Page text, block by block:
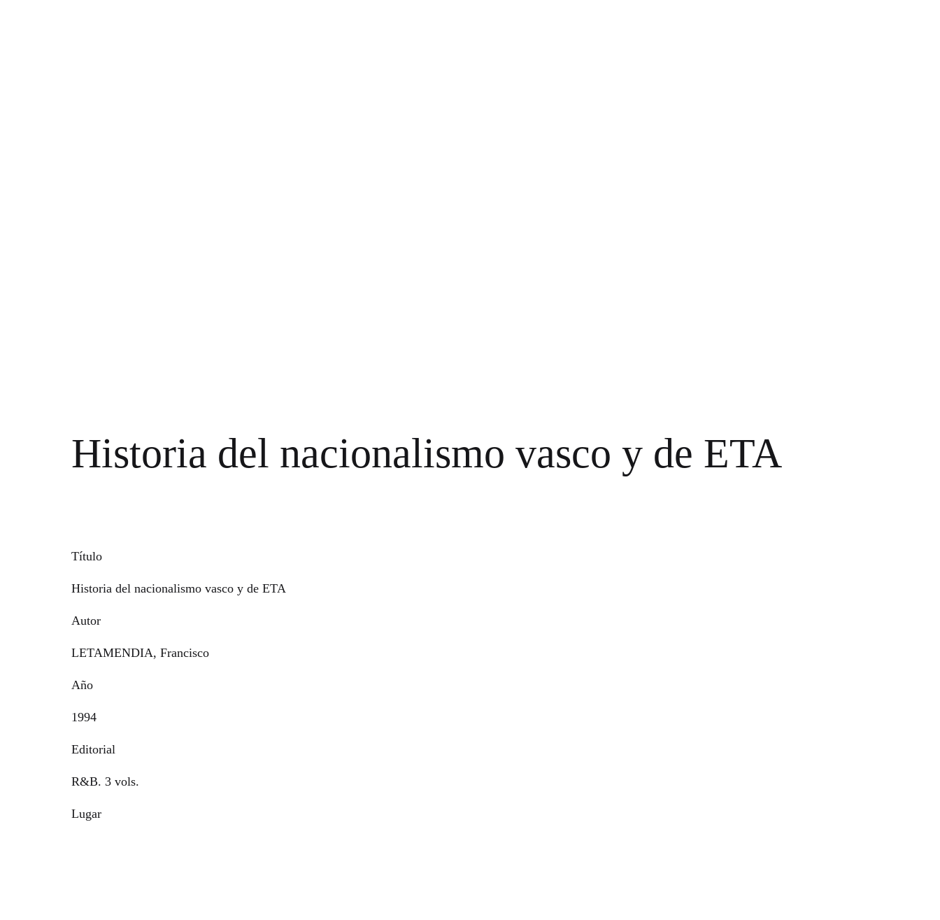
Historia del nacionalismo vasco y de ETA
Título
Historia del nacionalismo vasco y de ETA
Autor
LETAMENDIA, Francisco
Año
1994
Editorial
R&B. 3 vols.
Lugar